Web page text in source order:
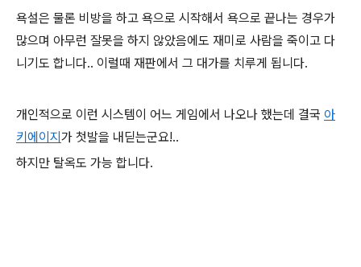
욕설은 물론 비방을 하고 욕으로 시작해서 욕으로 끝나는 경우가
많으며 아무런 잘못을 하지 않았음에도 재미로 사람을 죽이고 다
니기도 합니다.. 이럴때 재판에서 그 대가를 치루게 됩니다.
개인적으로 이런 시스템이 어느 게임에서 나오나 했는데 결국 아
키에이지 가 첫발을 내딛는군요!..
하지만 탈옥도 가능 합니다.